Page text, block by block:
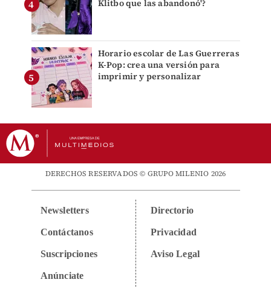
Klitbo que las abandonó'?
Horario escolar de Las Guerreras
K-Pop: crea una versión para
imprimir y personalizar
DERECHOS RESERVADOS © GRUPO MILENIO 2026
Newsletters
Contáctanos
Suscripciones
Anúnciate
Directorio
Privacidad
Aviso Legal